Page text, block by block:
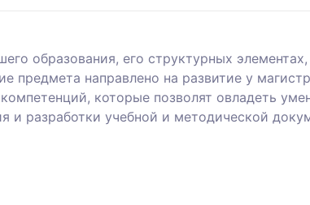
образования, его структурных
направлено на развитие у
которые позволят овладеть
и разработки учебной и методической